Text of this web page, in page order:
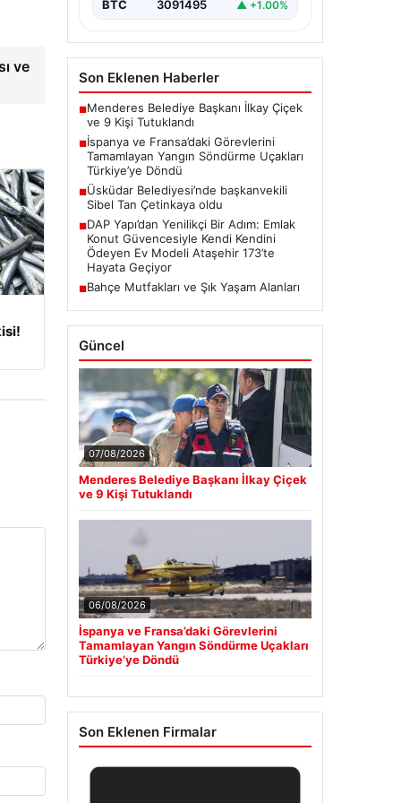
ve
BTC 3091495 ▲ +1.00%
Son Eklenen Haberler
■Menderes Belediye Başkanı İlkay Çiçek
ve 9 Kişi Tutuklandı
■İspanya ve Fransa’daki Görevlerini
Tamamlayan Yangın Söndürme Uçakları
Türkiye’ye Döndü
■Üsküdar Belediyesi’nde başkanvekili
Sibel Tan Çetinkaya oldu
■DAP Yapı’dan Yenilikçi Bir Adım: Emlak
Konut Güvencesiyle Kendi Kendini
Ödeyen Ev Modeli Ataşehir 173’te
Hayata Geçiyor
■Bahçe Mutfakları ve Şık Yaşam Alanları
Güncel
07/08/2026
Menderes Belediye Başkanı İlkay Çiçek
ve 9 Kişi Tutuklandı
06/08/2026
İspanya ve Fransa’daki Görevlerini
Tamamlayan Yangın Söndürme Uçakları
Türkiye’ye Döndü
Son Eklenen Firmalar